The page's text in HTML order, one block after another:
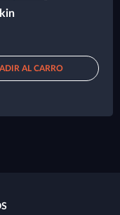
AL CARRO